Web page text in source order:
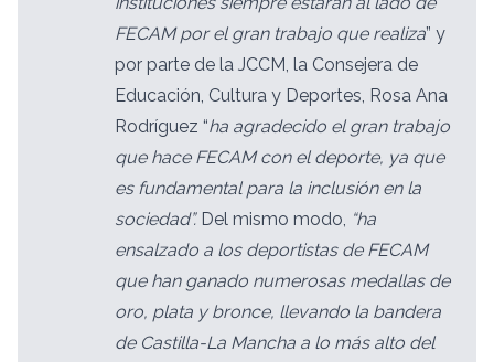
FECAM por el gran trabajo que realiza” y
por parte de la JCCM, la Consejera de
Educación, Cultura y Deportes, Rosa Ana
Rodríguez “ha agradecido el gran trabajo
que hace FECAM con el deporte, ya que
es fundamental para la inclusión en la
sociedad”.Del mismo modo, “ha
ensalzado a los deportistas de FECAM
que han ganado numerosas medallas de
oro, plata y bronce, llevando la bandera
de Castilla-La Mancha a lo más alto del